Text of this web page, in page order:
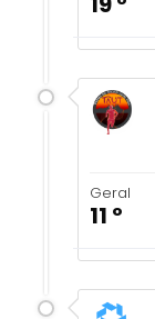
Geral
11 º